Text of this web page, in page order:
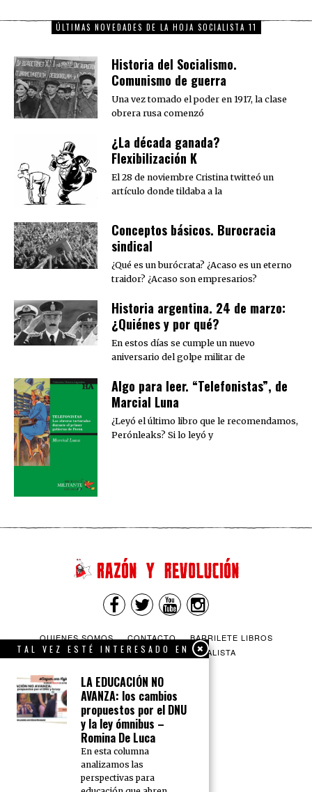
ÚLTIMAS NOVEDADES DE LA HOJA SOCIALISTA 11
Historia del Socialismo.
Comunismo de guerra
Una vez tomado el poder en 1917, la clase
obrera rusa comenzó
¿La década ganada?
Flexibilización K
El 28 de noviembre Cristina twitteó un
artículo donde tildaba a la
Conceptos básicos. Burocracia
sindical
¿Qué es un burócrata? ¿Acaso es un eterno
traidor? ¿Acaso son empresarios?
Historia argentina. 24 de marzo:
¿Quiénes y por qué?
En estos días se cumple un nuevo
aniversario del golpe militar de
Algo para leer. “Telefonistas”, de
Marcial Luna
¿Leyó el último libro que le recomendamos,
Perónleaks? Si lo leyó y
QUIENES SOMOS CONTACTO
BARRILETE LIBROS
CEICS
ENGLISH VÍA SOCIALISTA
TAL VEZ ESTÉ INTERESADO EN
LA EDUCACIÓN NO
AVANZA: los cambios
propuestos por el DNU
y la ley ómnibus –
Romina De Luca
En esta columna
analizamos las
perspectivas para